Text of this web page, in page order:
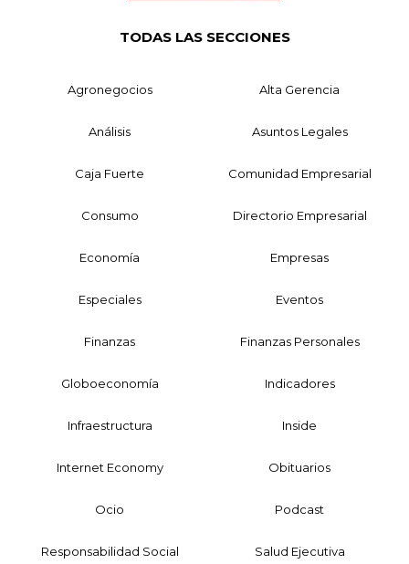
TODAS LAS SECCIONES
Agronegocios Alta Gerencia
Análisis Asuntos Legales
Caja Fuerte Comunidad Empresarial
Consumo Directorio Empresarial
Economía Empresas
Especiales Eventos
Finanzas Finanzas Personales
Globoeconomía Indicadores
Infraestructura Inside
Internet Economy Obituarios
Ocio Podcast
Responsabilidad Social Salud Ejecutiva